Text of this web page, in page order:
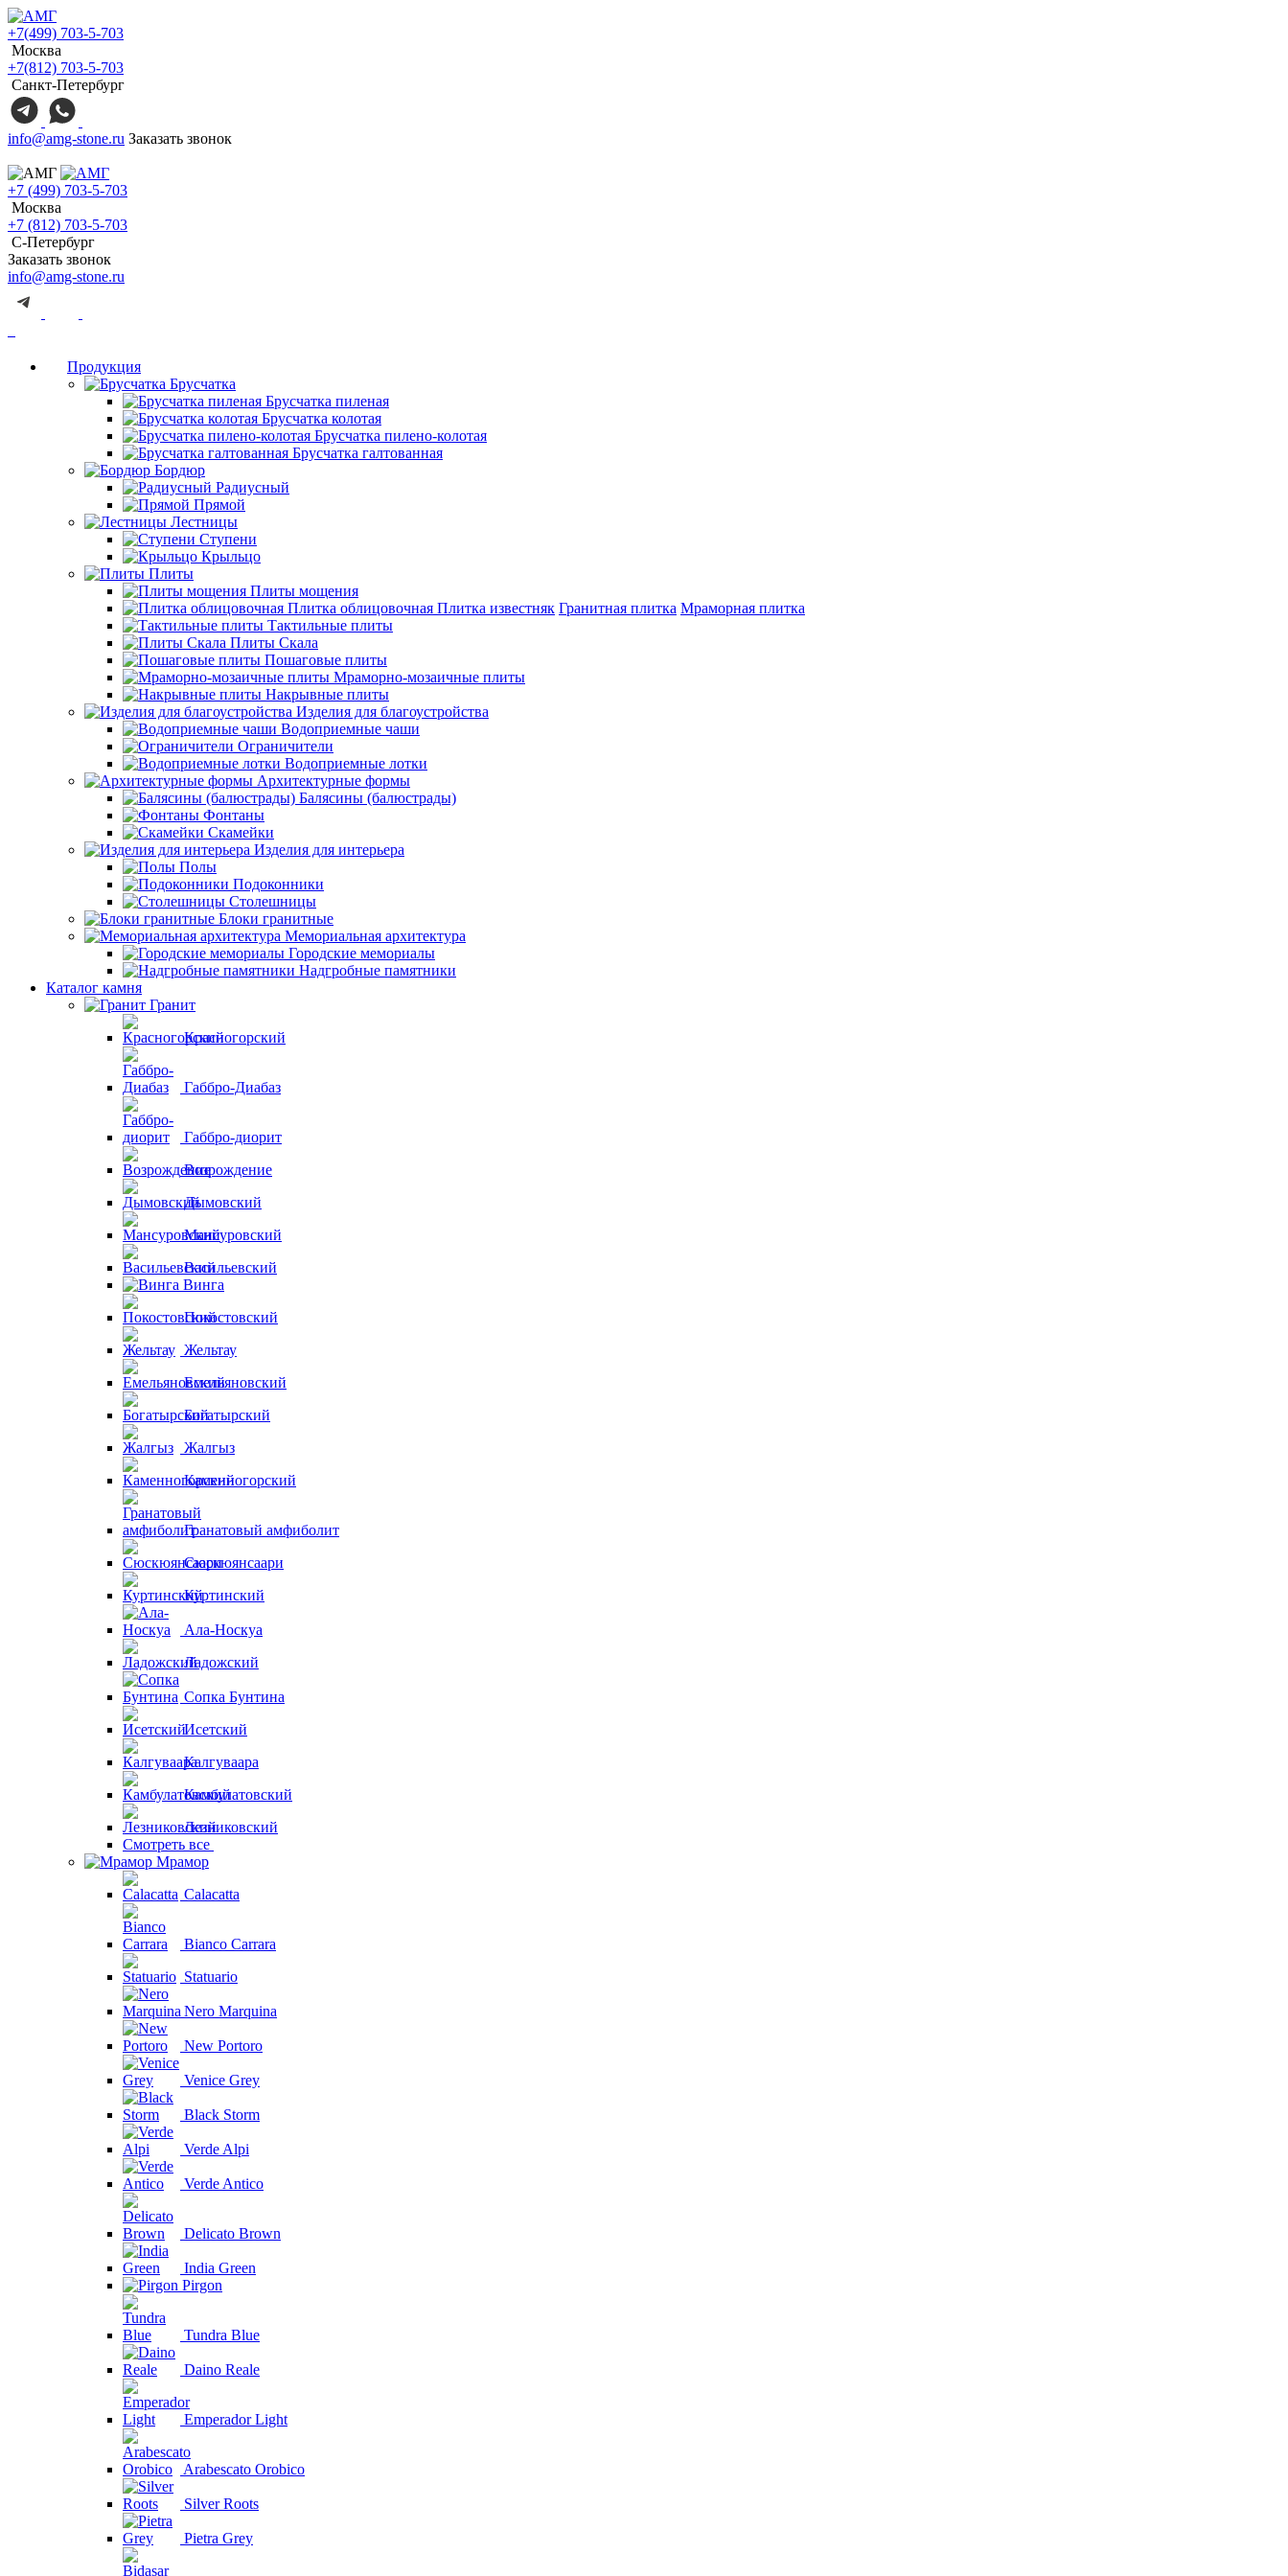
+7(499) 703-5-703
Москва
+7(812) 703-5-703
Санкт-Петербург
info@amg-stone.ru Заказать звонок
+7 (499) 703-5-703
Москва
+7 (812) 703-5-703
С-Петербург
Заказать звонок
info@amg-stone.ru
Продукция
Брусчатка
Брусчатка пиленая
Брусчатка колотая
Брусчатка пилено-колотая
Брусчатка галтованная
Бордюр
Радиусный
Прямой
Лестницы
Ступени
Крыльцо
Плиты
Плиты мощения
Плитка облицовочная Плитка известняк Гранитная плитка Мраморная плитка
Тактильные плиты
Плиты Скала
Пошаговые плиты
Мраморно-мозаичные плиты
Накрывные плиты
Изделия для благоустройства
Водоприемные чаши
Ограничители
Водоприемные лотки
Архитектурные формы
Балясины (балюстрады)
Фонтаны
Скамейки
Изделия для интерьера
Полы
Подоконники
Столешницы
Блоки гранитные
Мемориальная архитектура
Городские мемориалы
Надгробные памятники
Каталог камня
Гранит
Красногорский
Габбро-Диабаз
Габбро-диорит
Возрождение
Дымовский
Мансуровский
Васильевский
Винга
Покостовский
Жельтау
Емельяновский
Богатырский
Жалгыз
Каменногорский
Гранатовый амфиболит
Сюскюянсаари
Куртинский
Ала-Носкуа
Ладожский
Сопка Бунтина
Исетский
Калгуваара
Камбулатовский
Лезниковский
Смотреть все
Мрамор
Calacatta
Bianco Carrara
Statuario
Nero Marquina
New Portoro
Venice Grey
Black Storm
Verde Alpi
Verde Antico
Delicato Brown
India Green
Pirgon
Tundra Blue
Daino Reale
Emperador Light
Arabescato Orobico
Silver Roots
Pietra Grey